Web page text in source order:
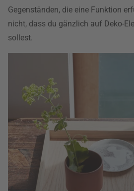
Gegenständen, die eine Funktion
nicht, dass du gänzlich auf Deko-
sollest.